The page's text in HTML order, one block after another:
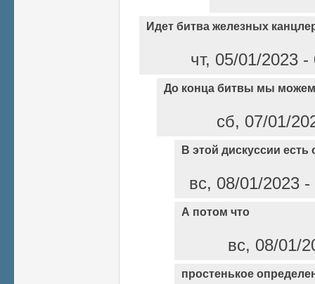
Идет битва железных
чт, 05/01/2023
До конца битвы мы
сб, 07/01/
В этой дискуссии есть
вс, 08/01/2023
А потом что
вс, 08/01/
простенькое